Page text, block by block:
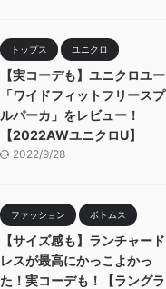
トップス ユニクロ
【実コーデも】ユニクロユー
「ワイドフィットフリースプ
ルパーカ」をレビュー！
【2022AWユニクロU】
2022/9/28
ファッション ボトムス
【サイズ感も】ランチャード
レスが最高にかっこよかっ
た！実コーデも！【ラングラ